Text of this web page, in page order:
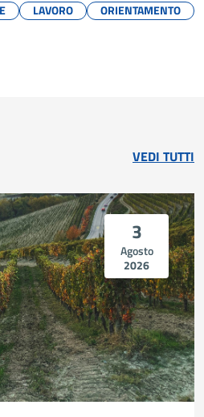
LAVORO ORIENTAMENTO
VEDI TUTTI
3
Agosto
2026